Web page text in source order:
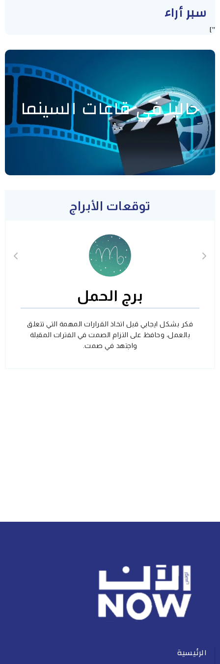
سبر أراء
"]
حاليا في قاعات السينما
توقعات الأبراج
برج الحمل
فكر بشكل ايجابي قبل اتخاذ القرارات المهمة التي تتعلق
بالعمل، وحافظ على التزام الصمت في الفترات المقبلة
واجتهد في صمت.
الرئيسية